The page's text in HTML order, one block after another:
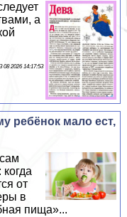
а
08 2026 14:17:53
ребёнок мало ест,
от
в
пища»...